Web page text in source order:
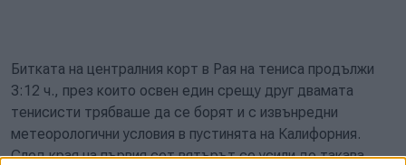
Битката на централния корт в Рая на тениса продължи
3:12 ч., през които освен един срещу друг двамата
тенисисти трябваше да се борят и с извънредни
метеорологични условия в пустинята на Калифорния.
След края на първия сет вятърът се усили до такава